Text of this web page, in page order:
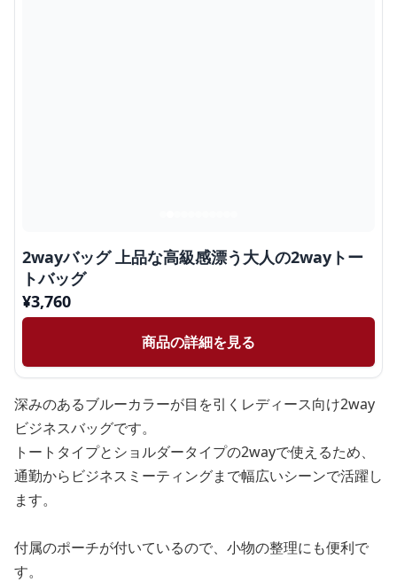
2wayバッグ 上品な高級感漂う大人の2wayトー
トバッグ
¥3,760
商品の詳細を見る
深みのあるブルーカラーが目を引くレディース向け2way
ビジネスバッグです。
トートタイプとショルダータイプの2wayで使えるため、
通勤からビジネスミーティングまで幅広いシーンで活躍し
ます。
付属のポーチが付いているので、小物の整理にも便利で
す。